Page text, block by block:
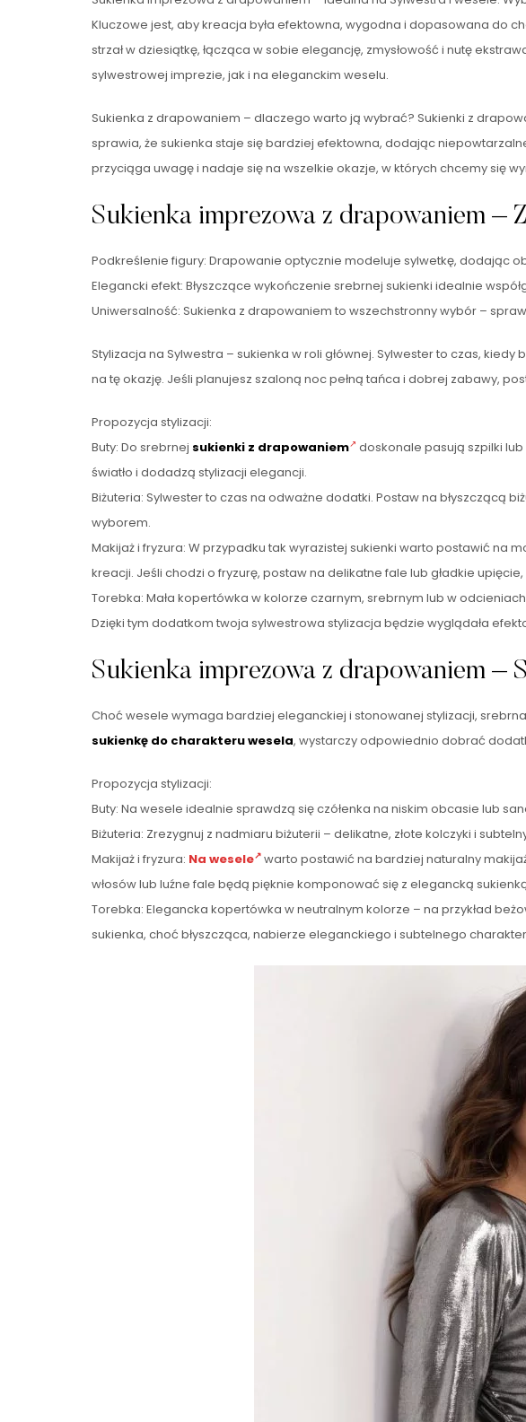
Kluczowe jest, aby kreacja była efektowna, wygodna i dopasowana do
strzał w dziesiątkę, łącząca w sobie elegancję, zmysłowość i nutę
sylwestrowej imprezie, jak i na eleganckim weselu.
Sukienka z drapowaniem – dlaczego warto ją wybrać? Sukienki z
sprawia, że sukienka staje się bardziej efektowna, dodając
przyciąga uwagę i nadaje się na wszelkie okazje, w których chcemy się
Sukienka imprezowa z drapowaniem –
Podkreślenie figury: Drapowanie optycznie modeluje sylwetkę, dodając
Elegancki efekt: Błyszczące wykończenie srebrnej sukienki idealnie
Uniwersalność: Sukienka z drapowaniem to wszechstronny wybór –
Stylizacja na Sylwestra – sukienka w roli głównej. Sylwester to czas,
na tę okazję. Jeśli planujesz szaloną noc pełną tańca i dobrej zabawy,
Propozycja stylizacji:
Buty: Do srebrnej sukienki z drapowaniem doskonale pasują szpilki
światło i dodadzą stylizacji elegancji.
Biżuteria: Sylwester to czas na odważne dodatki. Postaw na błyszczącą
wyborem.
Makijaż i fryzura: W przypadku tak wyrazistej sukienki warto postawić na
kreacji. Jeśli chodzi o fryzurę, postaw na delikatne fale lub gładkie
Torebka: Mała kopertówka w kolorze czarnym, srebrnym lub w
Dzięki tym dodatkom twoja sylwestrowa stylizacja będzie wyglądała
Sukienka imprezowa z drapowaniem –
Choć wesele wymaga bardziej eleganckiej i stonowanej stylizacji,
sukienkę do charakteru wesela, wystarczy odpowiednio dobrać
Propozycja stylizacji:
Buty: Na wesele idealnie sprawdzą się czółenka na niskim obcasie lub
Biżuteria: Zrezygnuj z nadmiaru biżuterii – delikatne, złote kolczyki i
Makijaż i fryzura: Na wesele warto postawić na bardziej naturalny
włosów lub luźne fale będą pięknie komponować się z elegancką
Torebka: Elegancka kopertówka w neutralnym kolorze – na przykład
sukienka, choć błyszcząca, nabierze eleganckiego i subtelnego